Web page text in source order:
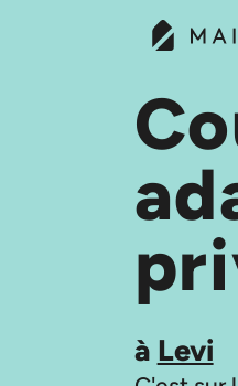
à Levi